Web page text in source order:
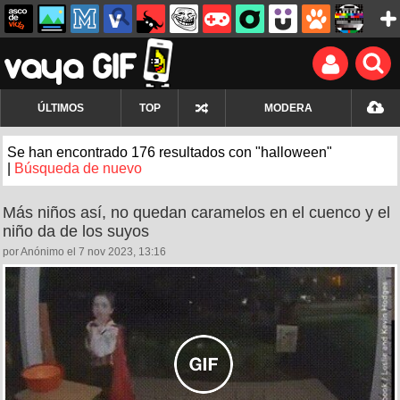
ÚLTIMOS TOP MODERA
Se han encontrado 176 resultados con "halloween"
Búsqueda de nuevo
Más niños así, no quedan caramelos en el cuenco y el
niño da de los suyos
por Anónimo el 7 nov 2023, 13:16